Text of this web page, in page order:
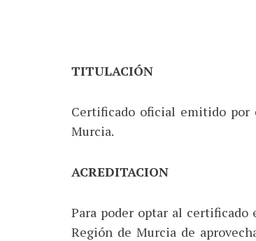
TITULACIÓN
Certificado oficial emitido por
Murcia.
ACREDITACION
Para poder optar al
Región de Murcia de